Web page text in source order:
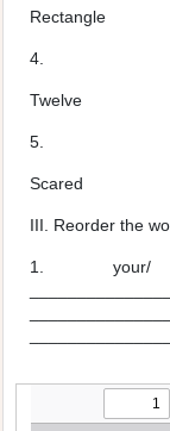
Rectangle
4.
Twelve
5.
Scared
III. Reorder the
1. your/